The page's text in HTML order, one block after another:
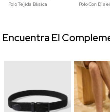
Polo Tejida Básica
Encuentra El